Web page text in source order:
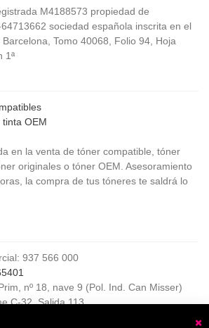
M4188573 propiedad de
64713662 sociedad española inscrita en el
Tomo 40068, Folio 94, Hoja
1ª
OEM
en la venta de tóner compatible, tóner
originales o tóner OEM. Asesoramiento
la compra de tus tóneres te saldrá lo
937 566 000
nº 18, nave 9 (Pol. Ind. Can Misser)
C-32, Salida 113